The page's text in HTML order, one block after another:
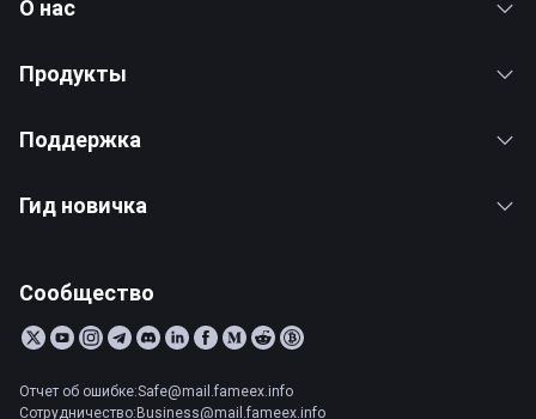
О нас
Продукты
Поддержка
Гид новичка
Сообщество
Отчет об ошибке:Safe@mail.fameex.info
Сотрудничество:Business@mail.fameex.info